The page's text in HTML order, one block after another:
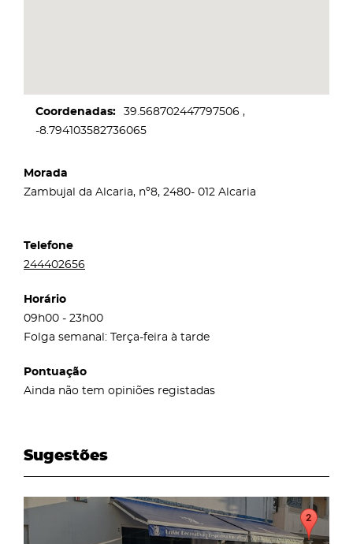
Coordenadas
39.568702447797506
-8.794103582736065
Morada
Zambujal da Alcaria, nº8, 2480- 012 Alcaria
Telefone
244402656
Horário
09h00 - 23h00
Folga semanal: Terça-feira à tarde
Pontuação
Ainda não tem opiniões registadas
Sugestões
page